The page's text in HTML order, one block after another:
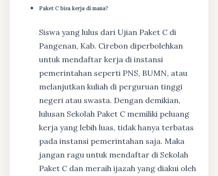
Paket C bisa kerja di mana?
Siswa yang lulus dari Ujian Paket C di
Pangenan, Kab. Cirebon diperbolehkan
untuk mendaftar kerja di instansi
pemerintahan seperti PNS, BUMN, atau
melanjutkan kuliah di perguruan tinggi
negeri atau swasta. Dengan demikian,
lulusan Sekolah Paket C memiliki peluang
kerja yang lebih luas, tidak hanya terbatas
pada instansi pemerintahan saja. Maka
jangan ragu untuk mendaftar di Sekolah
Paket C dan meraih ijazah yang diakui oleh